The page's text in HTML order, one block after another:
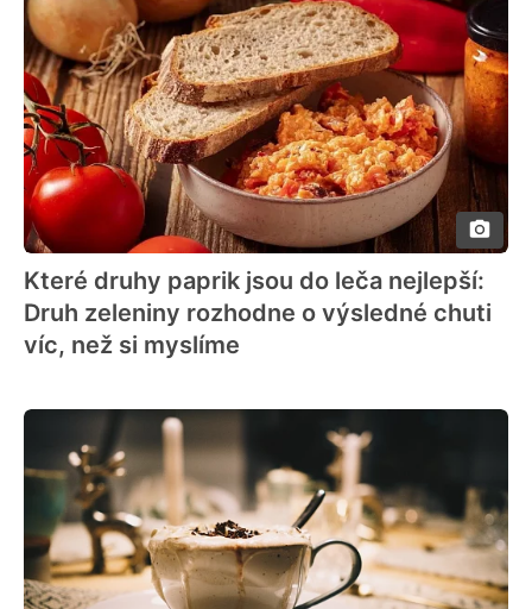
Které druhy paprik jsou do leča nejlepší:
Druh zeleniny rozhodne o výsledné chuti
víc, než si myslíme